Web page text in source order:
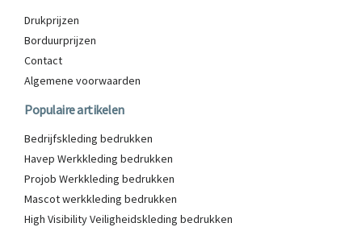
Drukprijzen
Borduurprijzen
Contact
Algemene voorwaarden
Populaire artikelen
Bedrijfskleding bedrukken
Havep Werkkleding bedrukken
Projob Werkkleding bedrukken
Mascot werkkleding bedrukken
High Visibility Veiligheidskleding bedrukken